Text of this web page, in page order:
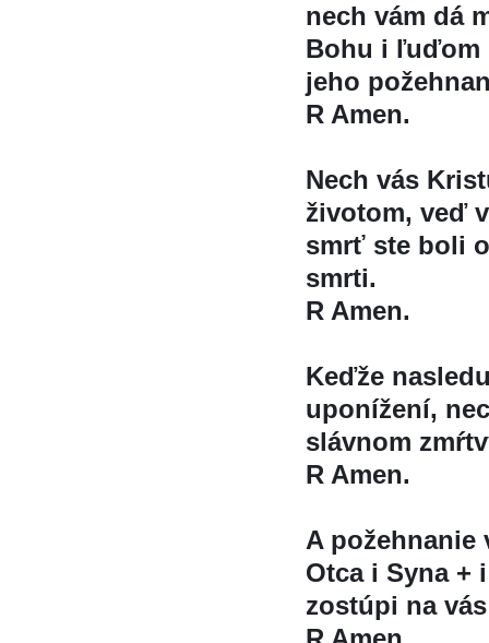
nech vám dá
Bohu i ľuďom
jeho
R Amen.
Nech vás
životom, veď
smrť ste boli
smrti.
R Amen.
Keďže
uponížení,
slávnom
R Amen.
A požehnanie
Otca i Syna +
zostúpi na